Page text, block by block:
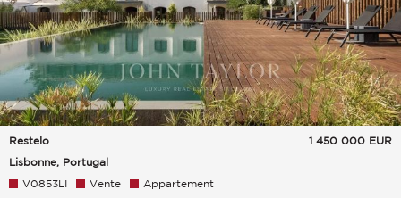
Restelo
Lisbonne, Portugal
1 450 000 EUR
V0853LI Vente Appartement